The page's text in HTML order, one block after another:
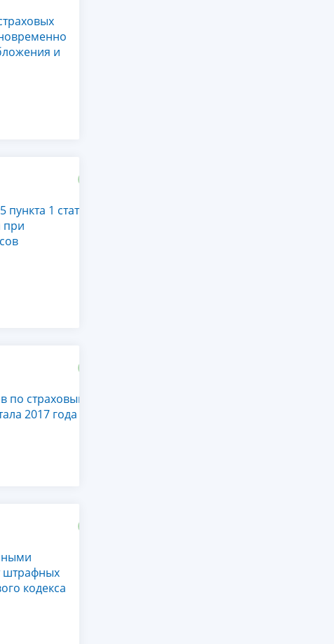
и
1 статьи
при
по страховым
2017 года
штрафных
кодекса